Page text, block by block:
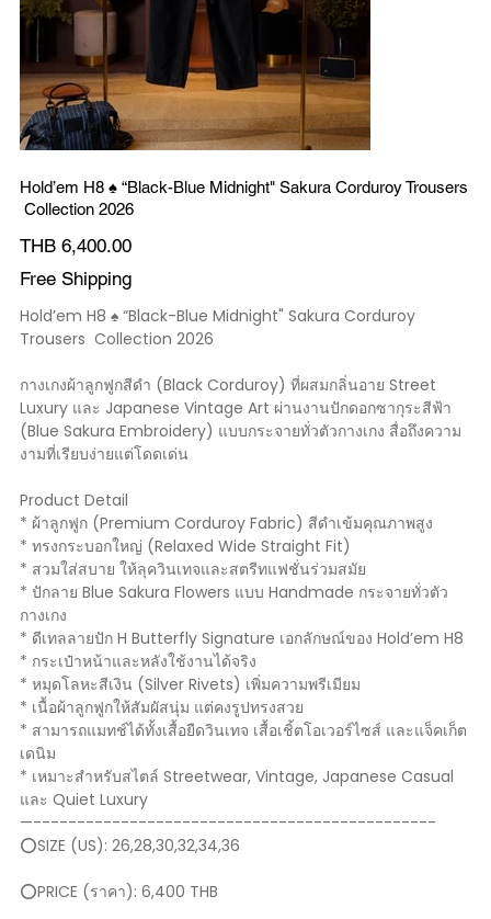
Hold’em H8 ♠️ “Black-Blue Midnight" Sakura Corduroy Trousers
Collection 2026
Price
THB 6,400.00
Free Shipping
Hold’em H8 ♠️ “Black-Blue Midnight" Sakura Corduroy
Trousers Collection 2026
กางเกงผ้าลูกฟูกสีดำ (Black Corduroy) ที่ผสมกลิ่นอาย Street
Luxury และ Japanese Vintage Art ผ่านงานปักดอกซากุระสีฟ้า
(Blue Sakura Embroidery) แบบกระจายทั่วตัวกางเกง สื่อถึงความ
งามที่เรียบง่ายแต่โดดเด่น
Product Detail
* ผ้าลูกฟูก (Premium Corduroy Fabric) สีดำเข้มคุณภาพสูง
* ทรงกระบอกใหญ่ (Relaxed Wide Straight Fit)
* สวมใส่สบาย ให้ลุควินเทจและสตรีทแฟชั่นร่วมสมัย
* ปักลาย Blue Sakura Flowers แบบ Handmade กระจายทั่วตัว
กางเกง
* ดีเทลลายปัก H Butterfly Signature เอกลักษณ์ของ Hold’em H8
* กระเป๋าหน้าและหลังใช้งานได้จริง
* หมุดโลหะสีเงิน (Silver Rivets) เพิ่มความพรีเมียม
* เนื้อผ้าลูกฟูกให้สัมผัสนุ่ม แต่คงรูปทรงสวย
* สามารถแมทช์ได้ทั้งเสื้อยืดวินเทจ เสื้อเชิ้ตโอเวอร์ไซส์ และแจ็คเก็ต
เดนิม
* เหมาะสำหรับสไตล์ Streetwear, Vintage, Japanese Casual
และ Quiet Luxury
—----------------------------------------------
⭕️SIZE (US): 26,28,30,32,34,36
⭕️PRICE (ราคา): 6,400 THB